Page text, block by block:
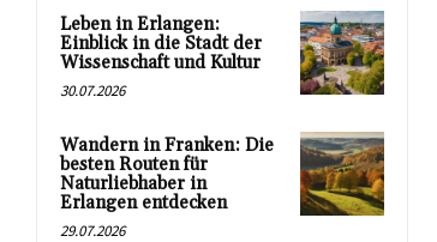
Leben in Erlangen:
Einblick in die Stadt der
Wissenschaft und Kultur
30.07.2026
Wandern in Franken: Die
besten Routen für
Naturliebhaber in
Erlangen entdecken
29.07.2026